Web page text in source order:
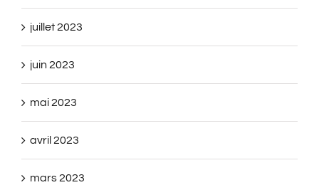
juillet 2023
juin 2023
mai 2023
avril 2023
mars 2023